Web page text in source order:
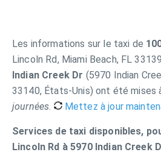
Les informations sur le taxi de
Lincoln Rd, Miami Beach, FL
Indian Creek Dr (5970 Indian
33140, États-Unis) ont été mises
journées. Mettez à jour
Services de taxi disponibles,
Lincoln Rd à 5970 Indian Creek